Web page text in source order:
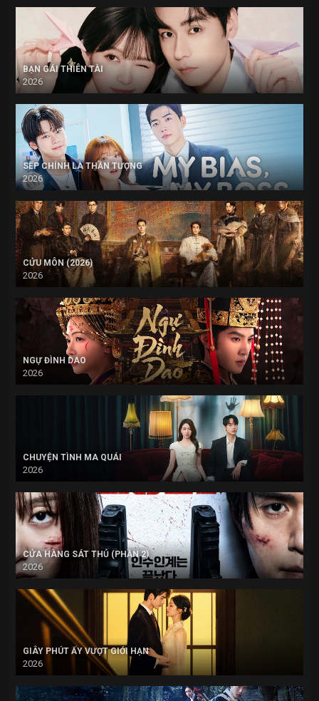
BẠN GÁI THIÊN TÀI
2026
SẾP CHÍNH LÀ THẦN TƯỢNG
2026
CỬU MÔN (2026)
2026
NGỰ ĐÌNH DAO
2026
CHUYỆN TÌNH MA QUÁI
2026
CỬA HÀNG SÁT THỦ (PHẦN 2)
2026
GIÂY PHÚT ẤY VƯỢT GIỚI HẠN
2026